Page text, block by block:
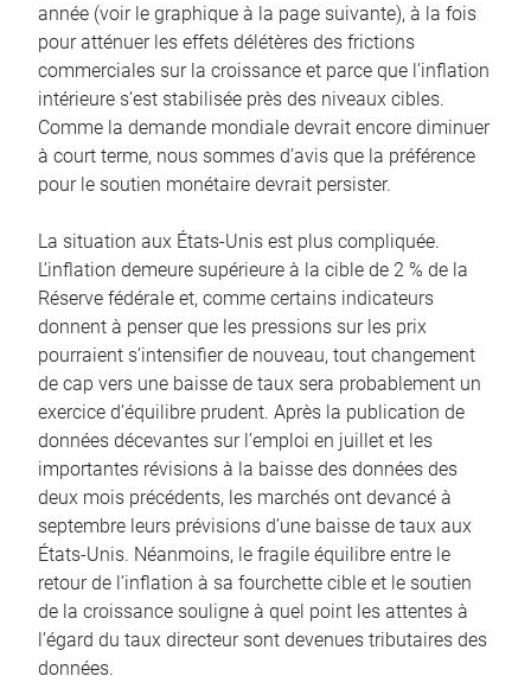
année (voir le graphique à la page suivante), à la fois
pour atténuer les effets délétères des frictions
commerciales sur la croissance et parce que l’inflation
intérieure s’est stabilisée près des niveaux cibles.
Comme la demande mondiale devrait encore diminuer
à court terme, nous sommes d’avis que la préférence
pour le soutien monétaire devrait persister.
La situation aux États-Unis est plus compliquée.
L’inflation demeure supérieure à la cible de 2 % de la
Réserve fédérale et, comme certains indicateurs
donnent à penser que les pressions sur les prix
pourraient s’intensifier de nouveau, tout changement
de cap vers une baisse de taux sera probablement un
exercice d’équilibre prudent. Après la publication de
données décevantes sur l’emploi en juillet et les
importantes révisions à la baisse des données des
deux mois précédents, les marchés ont devancé à
septembre leurs prévisions d’une baisse de taux aux
États-Unis. Néanmoins, le fragile équilibre entre le
retour de l’inflation à sa fourchette cible et le soutien
de la croissance souligne à quel point les attentes à
l’égard du taux directeur sont devenues tributaires des
données.